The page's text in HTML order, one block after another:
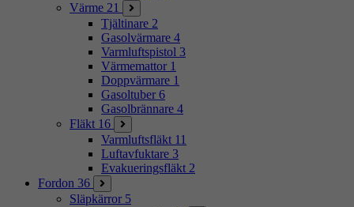
Värme 21
Tjältinare 2
Gasolvärmare 4
Varmluftspistol 3
Värmemattor 1
Doppvärmare 1
Gasoltuber 6
Gasolbrännare 4
Fläkt 16
Varmluftsfläkt 11
Luftavfuktare 3
Evakueringsfläkt 2
Fordon 36
Släpkärror 5